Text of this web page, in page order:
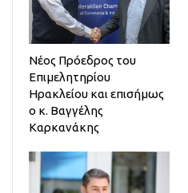
Νέος Πρόεδρος του
Επιμελητηρίου
Ηρακλείου και επισήμως
ο κ. Βαγγέλης
Καρκανάκης